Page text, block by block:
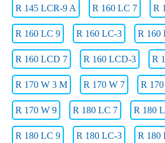
R 145 LCR-9 A R 160 LC 7 R
R 160 LC 9 R 160 LC-3 R 160
R 160 LCD 7 R 160 LCD-3 R
R 170 W 3 M R 170 W 7 R
R 170 W 9 R 180 LC 7 R 180
R 180 LC 9 R 180 LC-3 R 180